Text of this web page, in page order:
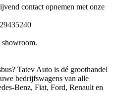
contact opnemen met onze
Tatev Auto is dé groothandel
bedrijfswagens van alle
Benz, Fiat, Ford, Renault en